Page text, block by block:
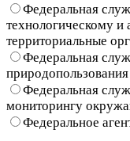
Федеральная
технологическому и
территориальные
Федеральная
природопользования
Федеральная
мониторингу
Федеральное